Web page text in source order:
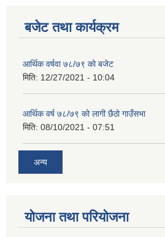
बजेट तथा कार्यक्रम
आर्थिक वर्षवा ७८/७९ को बजेट
मिति: 12/27/2021 - 10:04
आर्थिक वर्ष ७८/७९ को लागी छैठो गाउँसभा
मिति: 08/10/2021 - 07:51
अन्य
योजना तथा परियोजना